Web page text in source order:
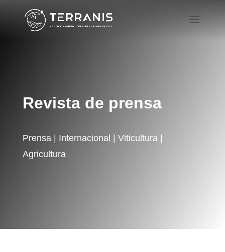
Revista de prensa
Prensa | Internacional | Viticultura |
Agricultura